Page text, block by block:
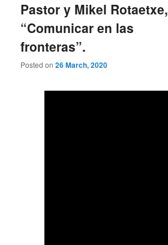
Pastor y Mikel Rotaetxe,
“Comunicar en las
fronteras”.
Posted on26 March, 2020